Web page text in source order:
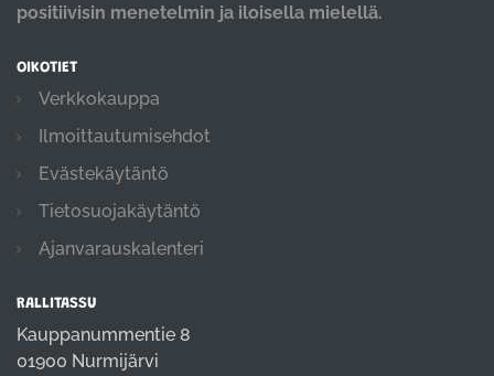
positiivisin menetelmin ja iloisella mielellä.
OIKOTIET
Verkkokauppa
Ilmoittautumisehdot
Evästekäytäntö
Tietosuojakäytäntö
Ajanvarauskalenteri
RALLITASSU
Kauppanummentie 8
01900 Nurmijärvi